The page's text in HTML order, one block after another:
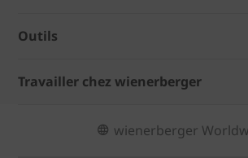
Outils
Travailler chez wienerberger
wienerberger